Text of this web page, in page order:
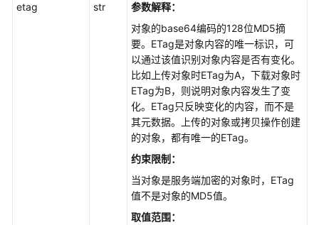
etag str
参数解释：
对象的base64编码的128位MD5摘
要。ETag是对象内容的唯一标识，可
以通过该值识别对象内容是否有变化。
比如上传对象时ETag为A，下载对象时
ETag为B，则说明对象内容发生了变
化。ETag只反映变化的内容，而不是
其元数据。上传的对象或拷贝操作创建
的对象，都有唯一的ETag。
约束限制：
当对象是服务端加密的对象时，ETag
值不是对象的MD5值。
取值范围：